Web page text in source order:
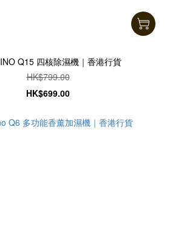
Q15 四核除濕機｜香港行貨
HK$799.00
HK$699.00